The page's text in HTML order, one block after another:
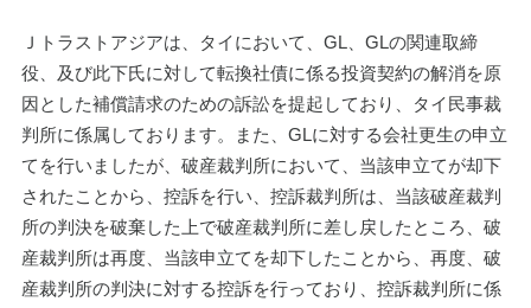
Ｊトラストアジアは、タイにおいて、GL、GLの関連取締
役、及び此下氏に対して転換社債に係る投資契約の解消を原
因とした補償請求のための訴訟を提起しており、タイ民事裁
判所に係属しております。また、GLに対する会社更生の申立
てを行いましたが、破産裁判所において、当該申立てが却下
されたことから、控訴を行い、控訴裁判所は、当該破産裁判
所の判決を破棄した上で破産裁判所に差し戻したところ、破
産裁判所は再度、当該申立てを却下したことから、再度、破
産裁判所の判決に対する控訴を行っており、控訴裁判所に係